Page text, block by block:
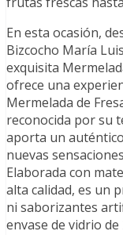
En esta ocasión,
Bizcocho María
exquisita
ofrece una
Mermelada de
reconocida por su
aporta un
nuevas
Elaborada con
alta calidad, es un
ni saborizantes
envase de vidrio